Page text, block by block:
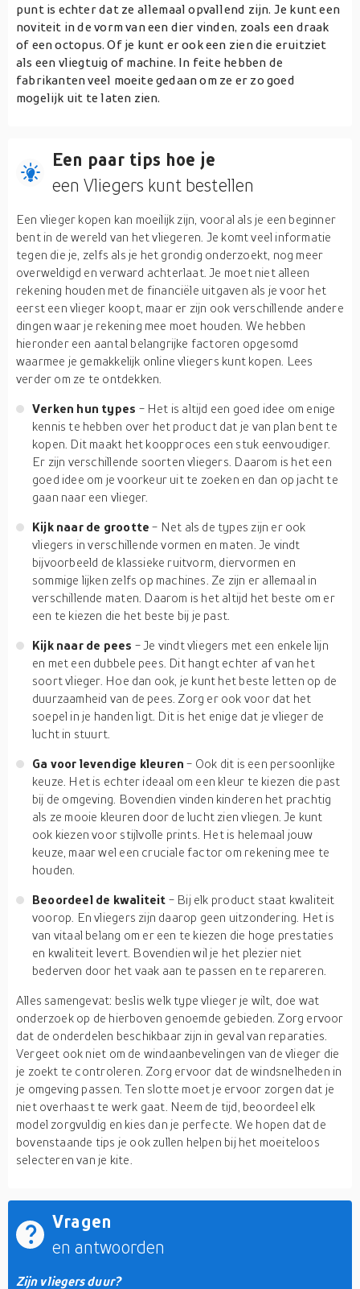
punt is echter dat ze allemaal opvallend zijn. Je kunt een
noviteit in de vorm van een dier vinden, zoals een draak
of een octopus. Of je kunt er ook een zien die eruitziet
als een vliegtuig of machine. In feite hebben de
fabrikanten veel moeite gedaan om ze er zo goed
mogelijk uit te laten zien.
Een paar tips hoe je
een Vliegers kunt bestellen
Een vlieger kopen kan moeilijk zijn, vooral als je een beginner
bent in de wereld van het vliegeren. Je komt veel informatie
tegen die je, zelfs als je het grondig onderzoekt, nog meer
overweldigd en verward achterlaat. Je moet niet alleen
rekening houden met de financiële uitgaven als je voor het
eerst een vlieger koopt, maar er zijn ook verschillende andere
dingen waar je rekening mee moet houden. We hebben
hieronder een aantal belangrijke factoren opgesomd
waarmee je gemakkelijk online vliegers kunt kopen. Lees
verder om ze te ontdekken.
Verken hun types - Het is altijd een goed idee om enige
kennis te hebben over het product dat je van plan bent te
kopen. Dit maakt het koopproces een stuk eenvoudiger.
Er zijn verschillende soorten vliegers. Daarom is het een
goed idee om je voorkeur uit te zoeken en dan op jacht te
gaan naar een vlieger.
Kijk naar de grootte- Net als de types zijn er ook
vliegers in verschillende vormen en maten. Je vindt
bijvoorbeeld de klassieke ruitvorm, diervormen en
sommige lijken zelfs op machines. Ze zijn er allemaal in
verschillende maten. Daarom is het altijd het beste om er
een te kiezen die het beste bij je past.
Kijk naar de pees - Je vindt vliegers met een enkele lijn
en met een dubbele pees. Dit hangt echter af van het
soort vlieger. Hoe dan ook, je kunt het beste letten op de
duurzaamheid van de pees. Zorg er ook voor dat het
soepel in je handen ligt. Dit is het enige dat je vlieger de
lucht in stuurt.
Ga voor levendige kleuren- Ook dit is een persoonlijke
keuze. Het is echter ideaal om een kleur te kiezen die past
bij de omgeving. Bovendien vinden kinderen het prachtig
als ze mooie kleuren door de lucht zien vliegen. Je kunt
ook kiezen voor stijlvolle prints. Het is helemaal jouw
keuze, maar wel een cruciale factor om rekening mee te
houden.
Beoordeel de kwaliteit - Bij elk product staat kwaliteit
voorop. En vliegers zijn daarop geen uitzondering. Het is
van vitaal belang om er een te kiezen die hoge prestaties
en kwaliteit levert. Bovendien wil je het plezier niet
bederven door het vaak aan te passen en te repareren.
Alles samengevat: beslis welk type vlieger je wilt, doe wat
onderzoek op de hierboven genoemde gebieden. Zorg ervoor
dat de onderdelen beschikbaar zijn in geval van reparaties.
Vergeet ook niet om de windaanbevelingen van de vlieger die
je zoekt te controleren. Zorg ervoor dat de windsnelheden in
je omgeving passen. Ten slotte moet je ervoor zorgen dat je
niet overhaast te werk gaat. Neem de tijd, beoordeel elk
model zorgvuldig en kies dan je perfecte. We hopen dat de
bovenstaande tips je ook zullen helpen bij het moeiteloos
selecteren van je kite.
Vragen
en antwoorden
Zijn vliegers duur?